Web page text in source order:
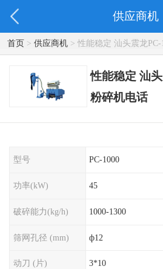
供应商机
首页> 供应商机> 性能稳定 汕头震龙PC-
性能稳定 汕
粉碎机电话
型号 PC-1000
功率(kW) 45
破碎能力(kg/h) 1000-1300
筛网孔径 (mm) ф12
动刀 (片) 3*10